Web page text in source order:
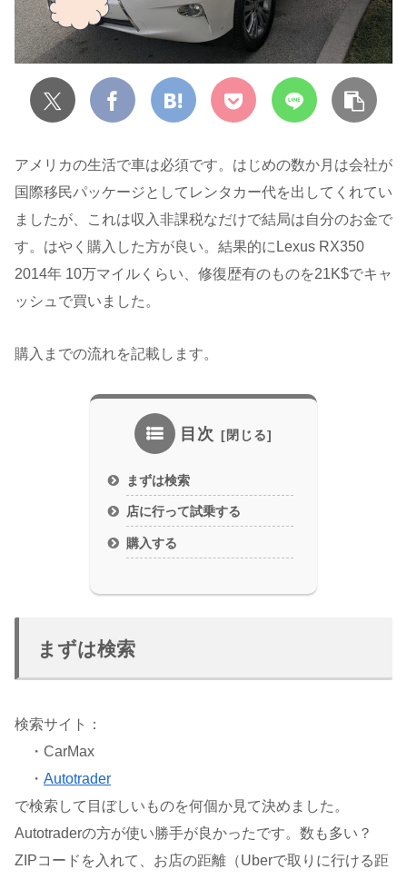
アメリカの生活で車は必須です。はじめの数か月は会社が
国際移民パッケージとしてレンタカー代を出してくれてい
ましたが、これは収入非課税なだけで結局は自分のお金で
す。はやく購入した方が良い。結果的にLexus RX350
2014年 10万マイルくらい、修復歴有のものを21K$でキャ
ッシュで買いました。
購入までの流れを記載します。
目次
まずは検索
店に行って試乗する
購入する
まずは検索
検索サイト：
・CarMax
・ Autotrader
で検索して目ぼしいものを何個か見て決めました。
Autotraderの方が使い勝手が良かったです。数も多い？
ZIPコードを入れて、お店の距離（Uberで取りに行ける距